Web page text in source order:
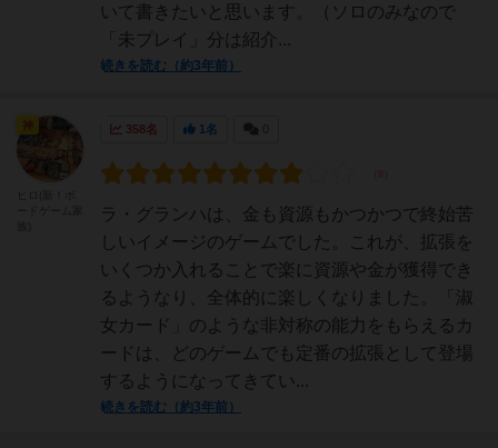
いて書きたいと思います。（ソロのみなので
「未プレイ」分は紹介...
続きを読む（約3年前）
358名 1名
ラ・グランハは、金も資源もかつかつで終始苦
しいイメージのゲームでした。これが、拡張を
いくつか入れることで楽に資源や金が獲得でき
るようなり、全体的に楽しくなりました。「淑
女カード」のような非対称の能力をもらえるカ
ードは、どのゲームでも定番の拡張として登場
するようになってきてい...
続きを読む（約3年前）
神